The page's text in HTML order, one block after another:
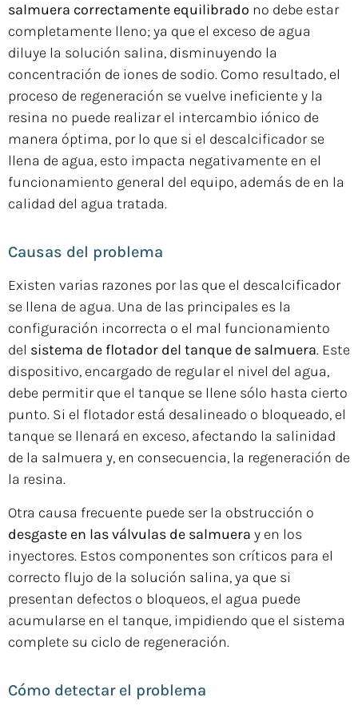
salmuera correctamente equilibrado no debe estar
completamente lleno; ya que el exceso de agua
diluye la solución salina, disminuyendo la
concentración de iones de sodio. Como resultado, el
proceso de regeneración se vuelve ineficiente y la
resina no puede realizar el intercambio iónico de
manera óptima, por lo que si el descalcificador se
llena de agua, esto impacta negativamente en el
funcionamiento general del equipo, además de en la
calidad del agua tratada.
Causas del problema
Existen varias razones por las que el descalcificador
se llena de agua. Una de las principales es la
configuración incorrecta o el mal funcionamiento
del sistema de flotador del tanque de salmuera. Este
dispositivo, encargado de regular el nivel del agua,
debe permitir que el tanque se llene sólo hasta cierto
punto. Si el flotador está desalineado o bloqueado, el
tanque se llenará en exceso, afectando la salinidad
de la salmuera y, en consecuencia, la regeneración de
la resina.
Otra causa frecuente puede ser la obstrucción o
desgaste en las válvulas de salmuera y en los
inyectores. Estos componentes son críticos para el
correcto flujo de la solución salina, ya que si
presentan defectos o bloqueos, el agua puede
acumularse en el tanque, impidiendo que el sistema
complete su ciclo de regeneración.
Cómo detectar el problema